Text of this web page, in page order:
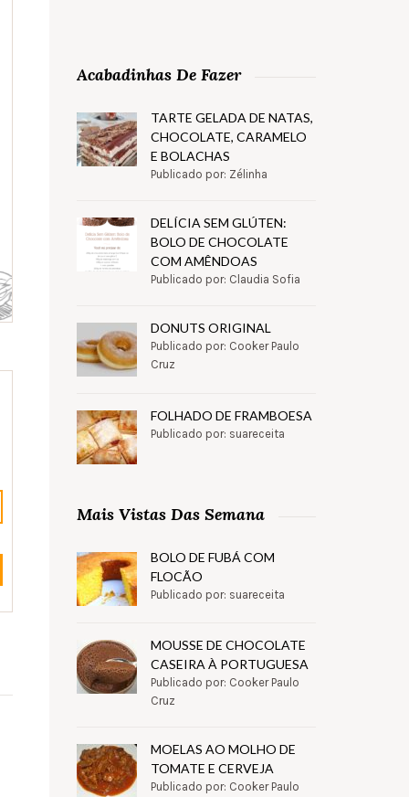
Acabadinhas De Fazer
TARTE GELADA DE NATAS,
CHOCOLATE, CARAMELO
E BOLACHAS
Publicado por: Zélinha
DELÍCIA SEM GLÚTEN:
BOLO DE CHOCOLATE
COM AMÊNDOAS
Publicado por: Claudia Sofia
DONUTS ORIGINAL
Publicado por: Cooker Paulo
Cruz
FOLHADO DE FRAMBOESA
Publicado por: suareceita
Mais Vistas Das Semana
BOLO DE FUBÁ COM
FLOCÃO
Publicado por: suareceita
MOUSSE DE CHOCOLATE
CASEIRA À PORTUGUESA
Publicado por: Cooker Paulo
Cruz
MOELAS AO MOLHO DE
TOMATE E CERVEJA
Publicado por: Cooker Paulo